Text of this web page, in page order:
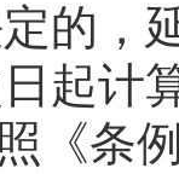
的，
起计
《条